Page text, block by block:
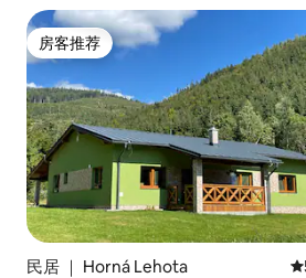
房客推荐
房客推荐
民居 ｜ Horná Lehota